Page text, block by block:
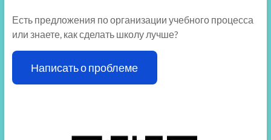
Есть предложения по организации учебного процесса
или знаете, как сделать школу лучше?
Написать о проблеме